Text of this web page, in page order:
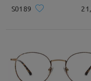
S0189